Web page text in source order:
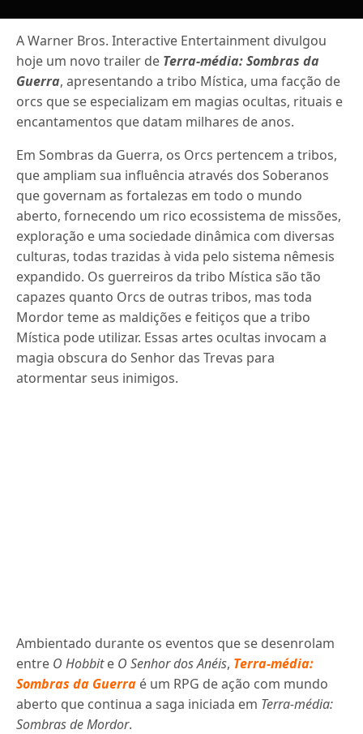
A Warner Bros. Interactive Entertainment divulgou
hoje um novo trailer de Terra-média: Sombras da
Guerra, apresentando a tribo Mística, uma facção de
orcs que se especializam em magias ocultas, rituais e
encantamentos que datam milhares de anos.
Em Sombras da Guerra, os Orcs pertencem a tribos,
que ampliam sua influência através dos Soberanos
que governam as fortalezas em todo o mundo
aberto, fornecendo um rico ecossistema de missões,
exploração e uma sociedade dinâmica com diversas
culturas, todas trazidas à vida pelo sistema nêmesis
expandido. Os guerreiros da tribo Mística são tão
capazes quanto Orcs de outras tribos, mas toda
Mordor teme as maldições e feitiços que a tribo
Mística pode utilizar. Essas artes ocultas invocam a
magia obscura do Senhor das Trevas para
atormentar seus inimigos.
Ambientado durante os eventos que se desenrolam
entre O Hobbite O Senhor dos Anéis, Terra-média:
Sombras da Guerra é um RPG de ação com mundo
aberto que continua a saga iniciada em Terra-média:
Sombras de Mordor.